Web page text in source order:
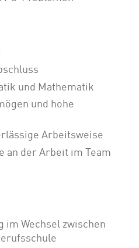
und Mathematik
und hohe
Arbeitsweise
an der Arbeit im Team
im Wechsel zwischen